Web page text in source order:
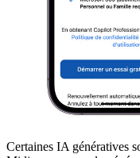
Certaines IA génératives